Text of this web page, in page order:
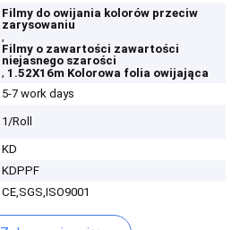
Filmy do owijania kolorów przeciw
zarysowaniu
,
Filmy o zawartości zawartości
niejasnego szarości
, 1.52X16m Kolorowa folia owijająca
5-7 work days
1/Roll
KD
KDPPF
CE,SGS,ISO9001